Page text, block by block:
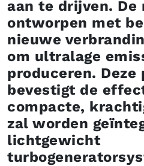
aan te drijven. De
ontworpen met
nieuwe
om ultralage
produceren. Deze
bevestigt de
compacte,
zal worden
lichtgewicht